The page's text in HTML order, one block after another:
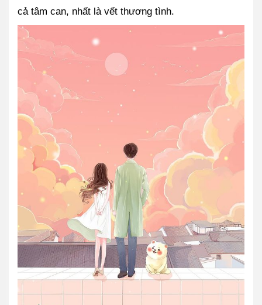
cả tâm can, nhất là vết thương tình.